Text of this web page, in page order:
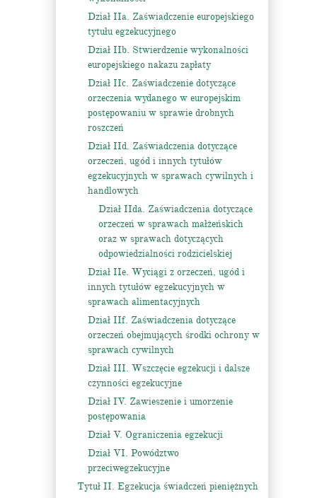
Dział IIa. Zaświadczenie europejskiego
tytułu egzekucyjnego
Dział IIb. Stwierdzenie wykonalności
europejskiego nakazu zapłaty
Dział IIc. Zaświadczenie dotyczące
orzeczenia wydanego w europejskim
postępowaniu w sprawie drobnych
roszczeń
Dział IId. Zaświadczenia dotyczące
orzeczeń, ugód i innych tytułów
egzekucyjnych w sprawach cywilnych i
handlowych
Dział IIda. Zaświadczenia dotyczące
orzeczeń w sprawach małżeńskich
oraz w sprawach dotyczących
odpowiedzialności rodzicielskiej
Dział IIe. Wyciągi z orzeczeń, ugód i
innych tytułów egzekucyjnych w
sprawach alimentacyjnych
Dział IIf. Zaświadczenia dotyczące
orzeczeń obejmujących środki ochrony w
sprawach cywilnych
Dział III. Wszczęcie egzekucji i dalsze
czynności egzekucyjne
Dział IV. Zawieszenie i umorzenie
postępowania
Dział V. Ograniczenia egzekucji
Dział VI. Powództwo
przeciwegzekucyjne
Tytuł II. Egzekucja świadczeń pieniężnych